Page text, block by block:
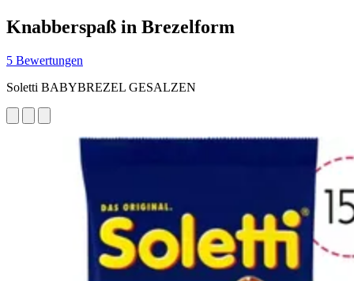
Knabberspaß in Brezelform
5 Bewertungen
Soletti BABYBREZEL GESALZEN